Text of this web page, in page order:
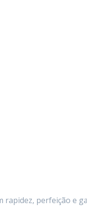
rapidez, perfeição e